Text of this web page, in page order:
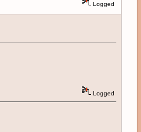
Logged
Logged